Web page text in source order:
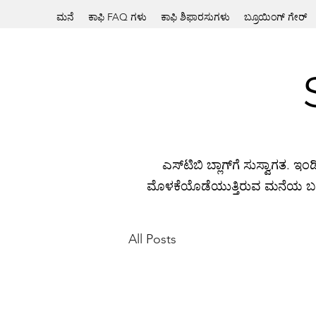
ಮನೆ ಕಾಫಿ FAQ ಗಳು ಕಾಫಿ ಶಿಫಾರಸುಗಳು ಬ್ರೂಯಿಂಗ್ ಗೇರ್
ಎಸ್‌ಟಿಬಿ ಬ್ಲಾಗ್‌ಗೆ ಸುಸ್ವಾಗತ.
ಮೊಳಕೆಯೊಡೆಯುತ್ತಿರುವ ಮನೆಯ
All Posts